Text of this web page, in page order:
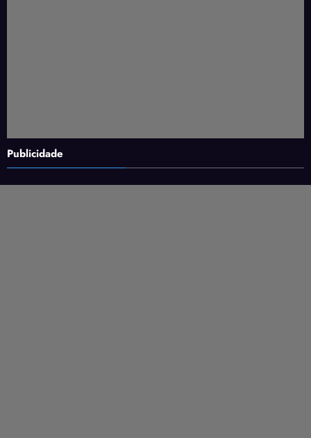
Publicidade